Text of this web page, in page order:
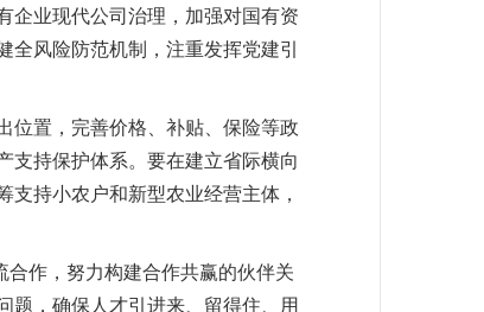
企业现代公司治理，加强对国有资
风险防范机制，注重发挥党建引
位置，完善价格、补贴、保险等政
支持保护体系。要在建立省际横向
持小农户和新型农业经营主体，
合作，努力构建合作共赢的伙伴关
题，确保人才引进来、留得住、用